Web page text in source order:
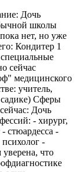
Дочь
школы
нет, но уже
Кондитер 1
сейчас
медицинского
учитель,
Сферы
Дочь
- хирург,
стюардесса -
-
уверена, что